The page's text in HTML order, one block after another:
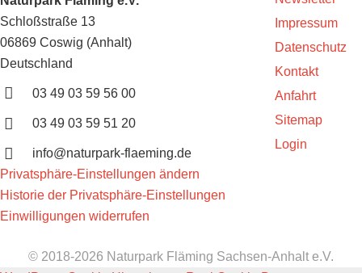
Schloßstraße 13
06869 Coswig (Anhalt)
Deutschland
03 49 03 59 56 00
03 49 03 59 51 20
info@naturpark-flaeming.de
Impressum
Datenschutz
Kontakt
Anfahrt
Sitemap
Login
Privatsphäre-Einstellungen ändern
Historie der Privatsphäre-Einstellungen
Einwilligungen widerrufen
© 2018-2026 Naturpark Fläming Sachsen-Anhalt e.V.